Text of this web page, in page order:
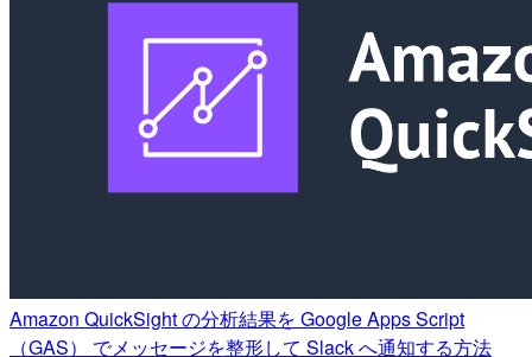
Amazon QuickSight の分析結果を Google Apps Script
（GAS） でメッセージを整形して Slack へ通知する方法